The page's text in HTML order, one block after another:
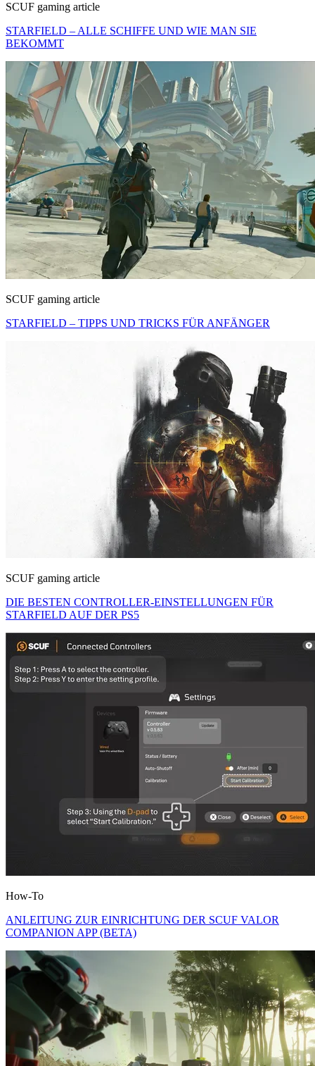
SCUF gaming article
STARFIELD – ALLE SCHIFFE UND WIE MAN SIE
BEKOMMT
SCUF gaming article
STARFIELD – TIPPS UND TRICKS FÜR ANFÄNGER
SCUF gaming article
DIE BESTEN CONTROLLER-EINSTELLUNGEN FÜR
STARFIELD AUF DER PS5
How-To
ANLEITUNG ZUR EINRICHTUNG DER SCUF VALOR
COMPANION APP (BETA)